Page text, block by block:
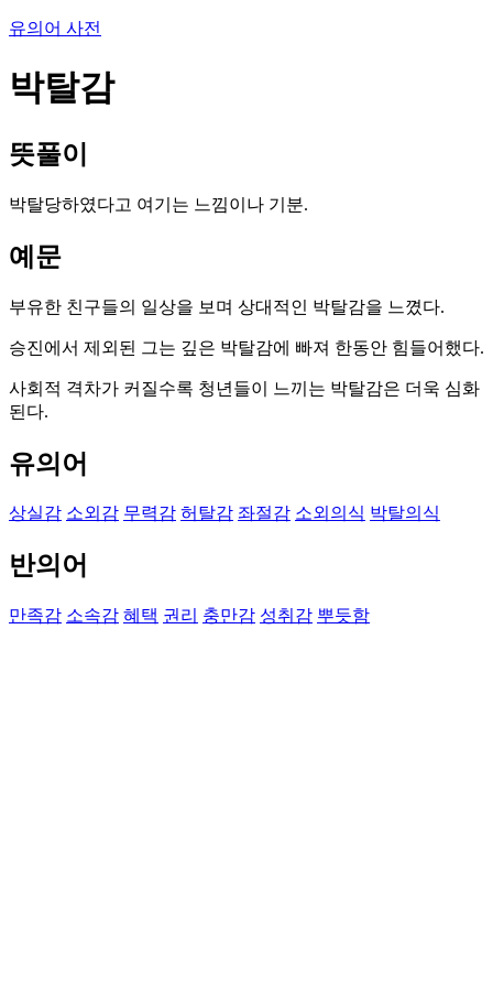
유의어 사전
박탈감
뜻풀이
박탈당하였다고 여기는 느낌이나 기분.
예문
부유한 친구들의 일상을 보며 상대적인 박탈감을 느꼈다.
승진에서 제외된 그는 깊은 박탈감에 빠져 한동안 힘들어했다.
사회적 격차가 커질수록 청년들이 느끼는 박탈감은 더욱 심화
된다.
유의어
상실감 소외감 무력감 허탈감 좌절감 소외의식 박탈의식
반의어
만족감 소속감 혜택 권리 충만감 성취감 뿌듯함